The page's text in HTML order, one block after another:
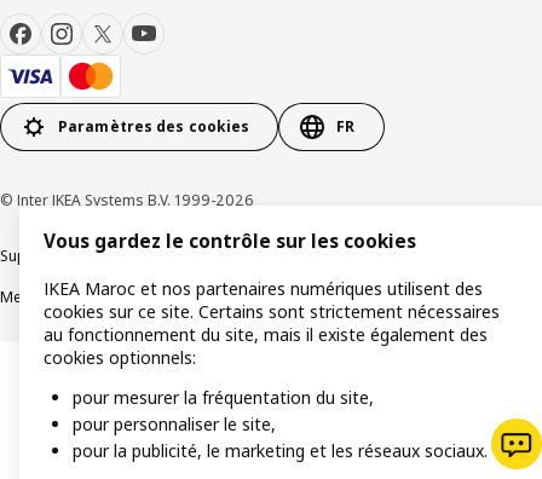
Paramètres des cookies FR
© Inter IKEA Systems B.V. 1999-2026
Support produit
Mentions légalesAchat en ligne Termes et conditions
Vous gardez le contrôle sur les cookies
IKEA Maroc et nos partenaires numériques utilisent des
cookies sur ce site. Certains sont strictement nécessaires
au fonctionnement du site, mais il existe également des
cookies optionnels:
pour mesurer la fréquentation du site,
pour personnaliser le site,
pour la publicité, le marketing et les réseaux sociaux.